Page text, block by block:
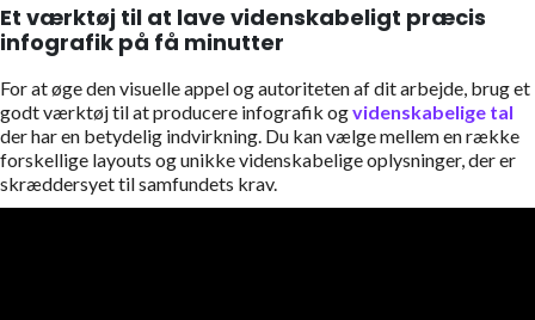
Et værktøj til at lave videnskabeligt præcis
infografik på få minutter
For at øge den visuelle appel og autoriteten af dit arbejde, brug et
godt værktøj til at producere infografik ogvidenskabelige tal
der har en betydelig indvirkning. Du kan vælge mellem en række
forskellige layouts og unikke videnskabelige oplysninger, der er
skræddersyet til samfundets krav.